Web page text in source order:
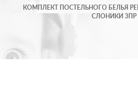
КОМПЛЕКТ ПОСТЕЛЬНОГО БЕЛЬЯ
СЛОНИКИ 3ПР